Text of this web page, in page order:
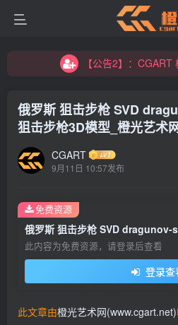
【公告2】：CGART
【公告2】：
俄罗斯 狙击步枪 SVD
狙击步枪3D模型_橙光艺术
CGART
9月11日 10:57发布
此内容为免费资源，请登录后查看
登录查
免费资源
此文章由橙光艺术网(www.cgart.net)